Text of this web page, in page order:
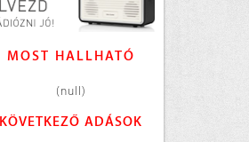
MOST HALLHATÓ
(null)
KÖVETKEZŐ ADÁSOK